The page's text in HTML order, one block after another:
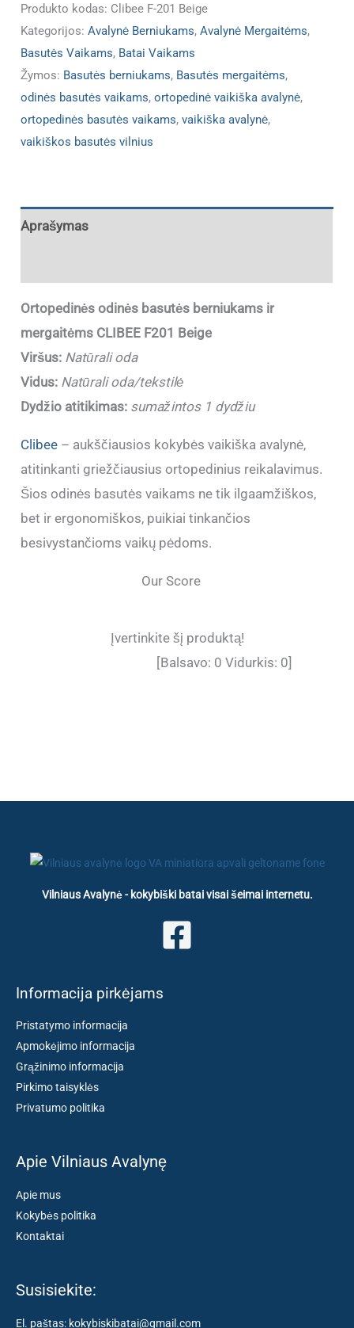
Produkto kodas: Clibee F-201 Beige
Kategorijos:Avalynė Berniukams,Avalynė Mergaitėms,
Basutės Vaikams, Batai Vaikams
Žymos: Basutės berniukams, Basutės mergaitėms,
odinės basutės vaikams,ortopedinė vaikiška avalynė,
ortopedinės basutės vaikams,vaikiška avalynė,
vaikiškos basutės vilnius
Aprašymas
Ortopedinės odinės basutės berniukams ir
mergaitėms CLIBEE F201 Beige
Viršus: Natūrali oda
Vidus: Natūrali oda/tekstilė
Dydžio atitikimas: sumažintos 1 dydžiu
Clibee – aukščiausios kokybės vaikiška avalynė,
atitinkanti griežčiausius ortopedinius reikalavimus.
Šios odinės basutės vaikams ne tik ilgaamžiškos,
bet ir ergonomiškos, puikiai tinkančios
besivystančioms vaikų pėdoms.
Our Score
Įvertinkite šį produktą!
[Balsavo: 0 Vidurkis: 0]
Vilniaus Avalynė - kokybiški batai visai šeimai internetu.
Informacija pirkėjams
Pristatymo informacija
Apmokėjimo informacija
Grąžinimo informacija
Pirkimo taisyklės
Privatumo politika
Apie Vilniaus Avalynę
Apie mus
Kokybės politika
Kontaktai
Susisiekite:
El. paštas: kokybiskibatai@gmail.com